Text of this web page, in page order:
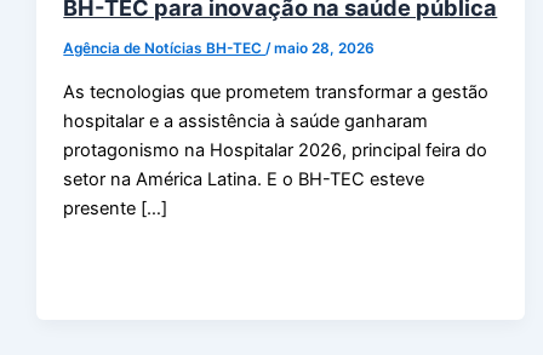
BH-TEC para inovação na saúde pública
Agência de Notícias BH-TEC/maio 28, 2026
As tecnologias que prometem transformar a gestão
hospitalar e a assistência à saúde ganharam
protagonismo na Hospitalar 2026, principal feira do
setor na América Latina. E o BH-TEC esteve
presente […]